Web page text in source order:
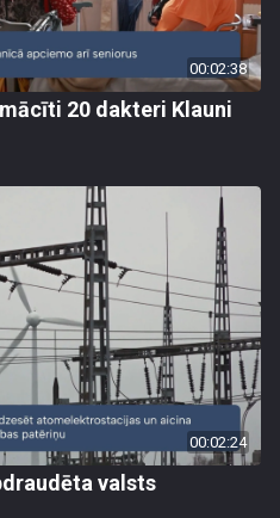
00:02:38
20 dakteri Klauni
00:02:24
valsts